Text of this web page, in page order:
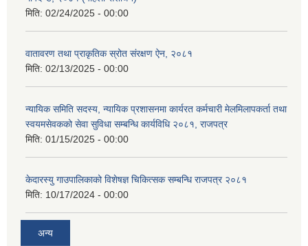
मिति: 02/24/2025 - 00:00
वातावरण तथा प्राकृतिक स्रोत संरक्षण ऐन, २०८१
मिति: 02/13/2025 - 00:00
न्यायिक समिति सदस्य, न्यायिक प्रशासनमा कार्यरत कर्मचारी मेलमिलापकर्ता तथा
स्वयमसेवकको सेवा सुविधा सम्बन्धि कार्यविधि २०८१, राजपत्र
मिति: 01/15/2025 - 00:00
केदारस्यु गाउपालिकाको विशेषज्ञ चिकित्सक सम्बन्धि राजपत्र २०८१
मिति: 10/17/2024 - 00:00
अन्य